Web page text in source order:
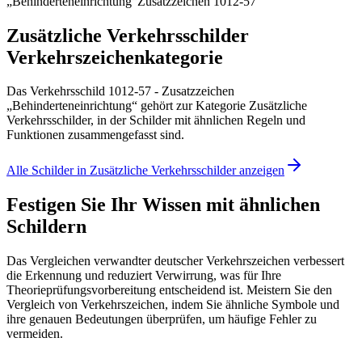
Zusätzliche Verkehrsschilder
Verkehrszeichenkategorie
Das Verkehrsschild 1012-57 - Zusatzzeichen
„Behinderteneinrichtung“ gehört zur Kategorie Zusätzliche
Verkehrsschilder, in der Schilder mit ähnlichen Regeln und
Funktionen zusammengefasst sind.
Alle Schilder in Zusätzliche Verkehrsschilder anzeigen
Festigen Sie Ihr Wissen mit ähnlichen
Schildern
Das Vergleichen verwandter deutscher Verkehrszeichen verbessert
die Erkennung und reduziert Verwirrung, was für Ihre
Theorieprüfungsvorbereitung entscheidend ist. Meistern Sie den
Vergleich von Verkehrszeichen, indem Sie ähnliche Symbole und
ihre genauen Bedeutungen überprüfen, um häufige Fehler zu
vermeiden.